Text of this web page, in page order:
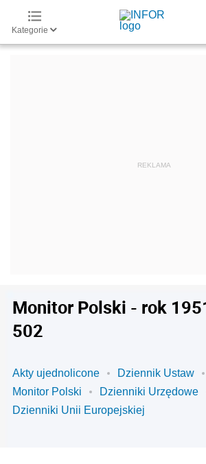
Kategorie
Monitor Polski - rok
502
Akty ujednolicone
Dziennik Ustaw
Monitor Polski
Dzienniki Urzędowe
Dzienniki Unii Europejskiej